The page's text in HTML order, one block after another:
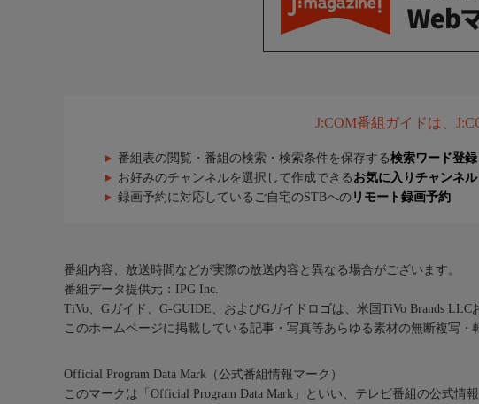
J:COM番組ガイドは、
番組表の閲覧・番組の検索・検索条件を保存する検索ワード登録
お好みのチャンネルを選択して作成できる お気に入りチャンネル
録画予約に対応しているご自宅のSTBへの リモート録画予約
番組内容、放送時間などが実際の放送内容と異なる場合がございます。
番組データ提供元：IPG Inc.
TiVo、Gガイド、G-GUIDE、およびGガイドロゴは、米国TiVo Brands
このホームページに掲載している記事・写真等あらゆる素材の無断複写・
Official Program Data Mark（公式番組情報マーク）
このマークは「Official Program Data Mark」といい、テレビ番組の公式情